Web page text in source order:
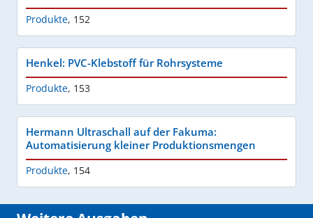
Produkte, 152
Henkel: PVC-Klebstoff für Rohrsysteme
Produkte, 153
Hermann Ultraschall auf der Fakuma:
Automatisierung kleiner Produktionsmengen
Produkte, 154